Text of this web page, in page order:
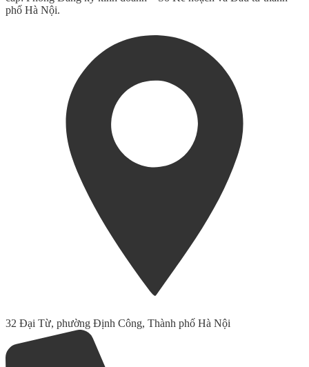
phố Hà Nội.
32 Đại Từ, phường Định Công, Thành phố Hà Nội